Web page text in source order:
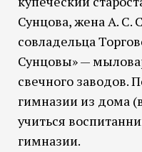
Сунцова, жена А. С.
совладельца
Сунцовы» —
свечного заводов.
гимназии из дома
учиться
гимназии.